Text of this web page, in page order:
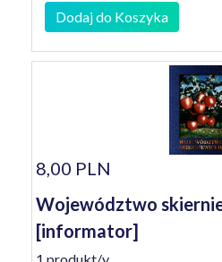
Dodaj do Koszyka
8,00 PLN
Województwo
[informator]